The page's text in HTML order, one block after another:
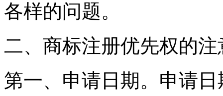
各样的问题。
二、商标注册优先权的
第一、申请日期。申请